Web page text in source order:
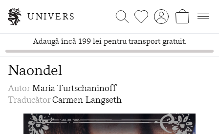
UNIVERS
Adaugă încă 199 lei pentru transport gratuit.
Naondel
AutorMaria Turtschaninoff
TraducătorCarmen Langseth